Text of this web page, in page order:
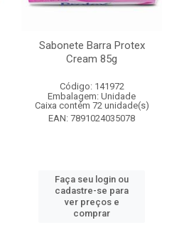
Sabonete Barra Protex
Cream 85g
Código: 141972
Embalagem: Unidade
Caixa contém 72 unidade(s)
EAN: 7891024035078
Faça seu login ou
cadastre-se para
ver preços e
comprar